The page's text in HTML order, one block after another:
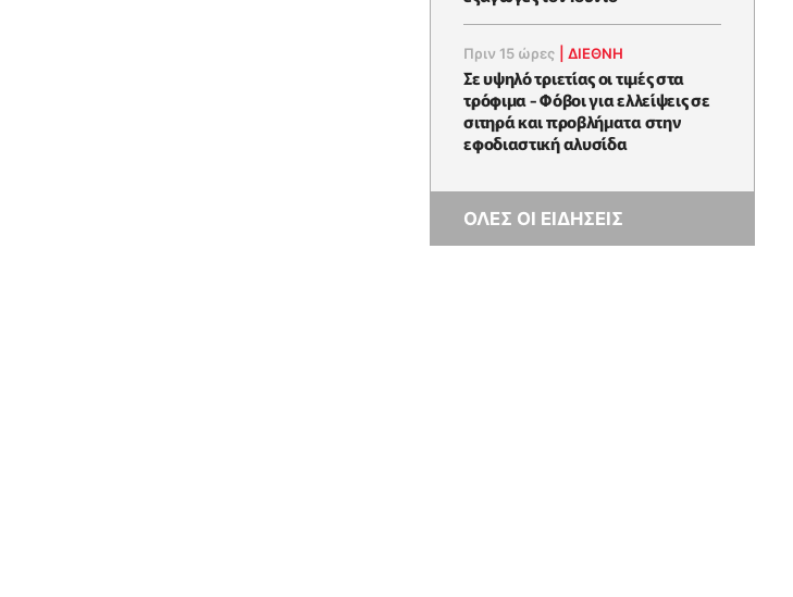
Πριν 15 ώρες |ΔΙΕΘΝΗ
Σε υψηλό τριετίας οι τιμές στα
τρόφιμα - Φόβοι για ελλείψεις σε
σιτηρά και προβλήματα στην
εφοδιαστική αλυσίδα
ΟΛΕΣ ΟΙ ΕΙΔΗΣΕΙΣ